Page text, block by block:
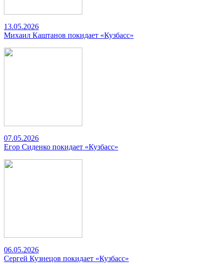
13.05.2026
Михаил Каштанов покидает «Кузбасс»
07.05.2026
Егор Сиденко покидает «Кузбасс»
06.05.2026
Сергей Кузнецов покидает «Кузбасс»